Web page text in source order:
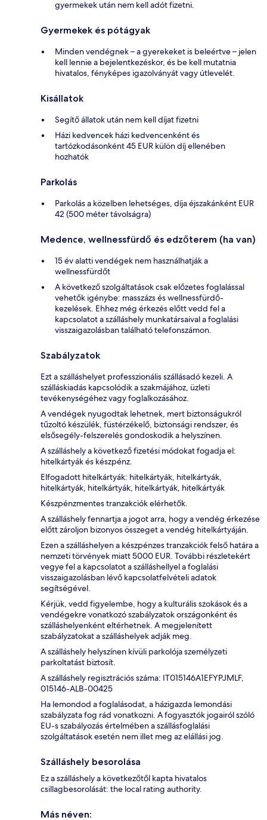
gyermekek után nem kell adót fizetni.
Gyermekek és pótágyak
Minden vendégnek – a gyerekeket is beleértve – jelen
kell lennie a bejelentkezéskor, és be kell mutatnia
hivatalos, fényképes igazolványát vagy útlevelét.
Kisállatok
Segítő állatok után nem kell díjat fizetni
Házi kedvencek házi kedvencenként és
tartózkodásonként 45 EUR külön díj ellenében
hozhatók
Parkolás
Parkolás a közelben lehetséges, díja éjszakánként EUR
42 (500 méter távolságra)
Medence, wellnessfürdő és edzőterem (ha van)
15 év alatti vendégek nem használhatják a
wellnessfürdőt
A következő szolgáltatások csak előzetes foglalással
vehetők igénybe: masszázs és wellnessfürdő-
kezelések. Ehhez még érkezés előtt vedd fel a
kapcsolatot a szálláshely munkatársaival a foglalási
visszaigazolásban található telefonszámon.
Szabályzatok
Ezt a szálláshelyet professzionális szállásadó kezeli. A
szálláskiadás kapcsolódik a szakmájához, üzleti
tevékenységéhez vagy foglalkozásához.
A vendégek nyugodtak lehetnek, mert biztonságukról
tűzoltó készülék, füstérzékelő, biztonsági rendszer, és
elsősegély-felszerelés gondoskodik a helyszínen.
A szálláshely a következő fizetési módokat fogadja el:
hitelkártyák és készpénz.
Elfogadott hitelkártyák: hitelkártyák, hitelkártyák,
hitelkártyák, hitelkártyák, hitelkártyák, hitelkártyák
Készpénzmentes tranzakciók elérhetők.
A szálláshely fennartja a jogot arra, hogy a vendég érkezése
előtt zároljon bizonyos összeget a vendég hitelkártyáján.
Ezen a szálláshelyen a készpénzes tranzakciók felső határa a
nemzeti törvények miatt 5000 EUR. További részletekért
vegye fel a kapcsolatot a szálláshellyel a foglalási
visszaigazolásban lévő kapcsolatfelvételi adatok
segítségével.
Kérjük, vedd figyelembe, hogy a kulturális szokások és a
vendégekre vonatkozó szabályzatok országonként és
szálláshelyenként eltérhetnek. A megjelenített
szabályzatokat a szálláshelyek adják meg.
A szálláshely helyszínen kívüli parkolója személyzeti
parkoltatást biztosít.
A szálláshely regisztrációs száma: IT015146A1EFYPJMLF,
015146-ALB-00425
Ha lemondod a foglalásodat, a házigazda lemondási
szabályzata fog rád vonatkozni. A fogyasztók jogairól szóló
EU-s szabályozás értelmében a szállásfoglalási
szolgáltatások esetén nem illet meg az elállási jog.
Szálláshely besorolása
Ez a szálláshely a következőtől kapta hivatalos
csillagbesorolását: the local rating authority.
Más néven: